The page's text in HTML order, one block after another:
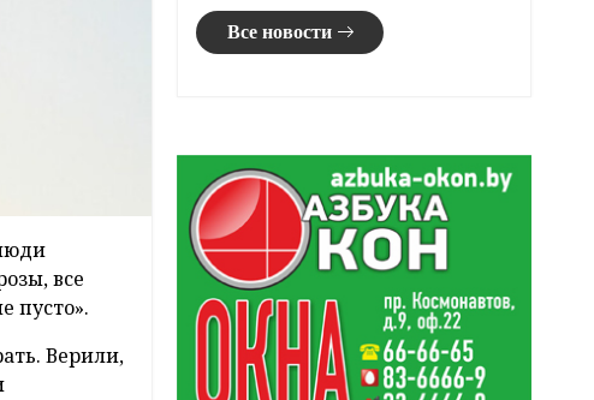
все
пусто».
Верили,
Все новости